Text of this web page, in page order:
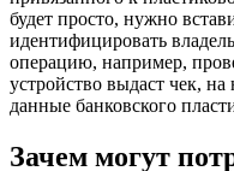
будет просто, нужно
идентифицировать
операцию, например,
устройство выдаст чек,
данные банковского
Зачем могут